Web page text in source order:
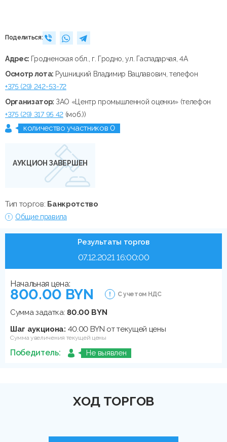
Поделиться:
Адрес: Гродненская обл., г. Гродно, ул. Гаспадарчая, 4А
Осмотр лота: Рушницкий Владимир Вацлавович, телефон
+375 (29) 242-53-72
Организатор: ЗАО «Центр промышленной оценки» (телефон
+375 (29) 317 95 42(моб.))
количество участников 0
АУКЦИОН ЗАВЕРШЕН
Тип торгов: Банкротство
Общие правила
Результаты торгов
07.12.2021 16:00:00
Начальная цена:
800.00 BYN С учетом НДС
Сумма задатка:80.00 BYN
Шаг аукциона: 40.00 BYN от текущей цены
Сумма увеличения текущей цены
Победитель: Не выявлен
ХОД ТОРГОВ